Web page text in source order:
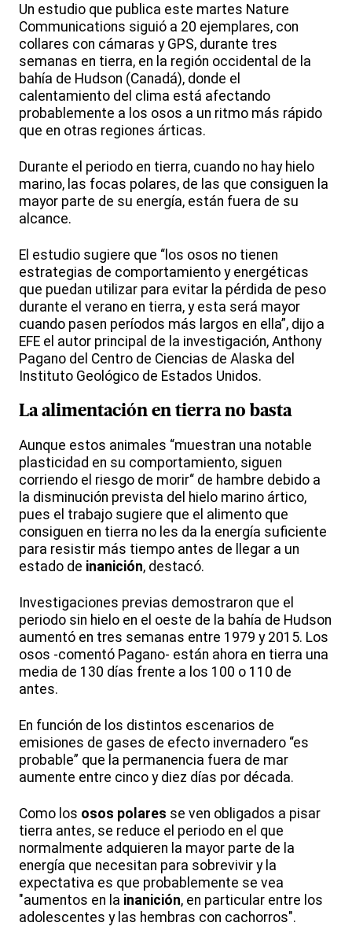
Un estudio que publica este martes Nature
Communications siguió a 20 ejemplares, con
collares con cámaras y GPS, durante tres
semanas en tierra, en la región occidental de la
bahía de Hudson (Canadá), donde el
calentamiento del clima está afectando
probablemente a los osos a un ritmo más rápido
que en otras regiones árticas.
Durante el periodo en tierra, cuando no hay hielo
marino, las focas polares, de las que consiguen la
mayor parte de su energía, están fuera de su
alcance.
El estudio sugiere que “los osos no tienen
estrategias de comportamiento y energéticas
que puedan utilizar para evitar la pérdida de peso
durante el verano en tierra, y esta será mayor
cuando pasen períodos más largos en ella”, dijo a
EFE el autor principal de la investigación, Anthony
Pagano del Centro de Ciencias de Alaska del
Instituto Geológico de Estados Unidos.
La alimentación en tierra no basta
Aunque estos animales “muestran una notable
plasticidad en su comportamiento, siguen
corriendo el riesgo de morir“ de hambre debido a
la disminución prevista del hielo marino ártico,
pues el trabajo sugiere que el alimento que
consiguen en tierra no les da la energía suficiente
para resistir más tiempo antes de llegar a un
estado de inanición, destacó.
Investigaciones previas demostraron que el
periodo sin hielo en el oeste de la bahía de Hudson
aumentó en tres semanas entre 1979 y 2015. Los
osos -comentó Pagano- están ahora en tierra una
media de 130 días frente a los 100 o 110 de
antes.
En función de los distintos escenarios de
emisiones de gases de efecto invernadero “es
probable” que la permanencia fuera de mar
aumente entre cinco y diez días por década.
Como los osos polares se ven obligados a pisar
tierra antes, se reduce el periodo en el que
normalmente adquieren la mayor parte de la
energía que necesitan para sobrevivir y la
expectativa es que probablemente se vea
"aumentos en la inanición, en particular entre los
adolescentes y las hembras con cachorros".